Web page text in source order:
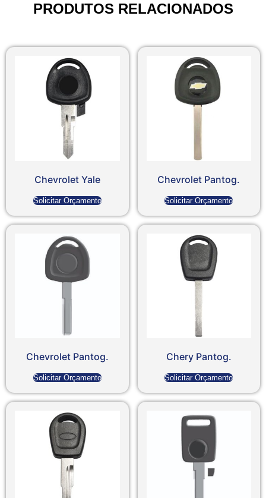
PRODUTOS RELACIONADOS
Chevrolet Yale
Solicitar Orçamento
Chevrolet Pantog.
Solicitar Orçamento
Chevrolet Pantog.
Solicitar Orçamento
Chery Pantog.
Solicitar Orçamento